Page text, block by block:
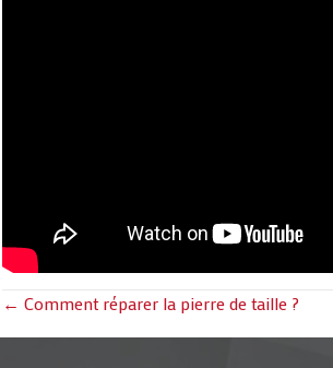
Posts
navigation
← Comment réparer la pierre de taille ?